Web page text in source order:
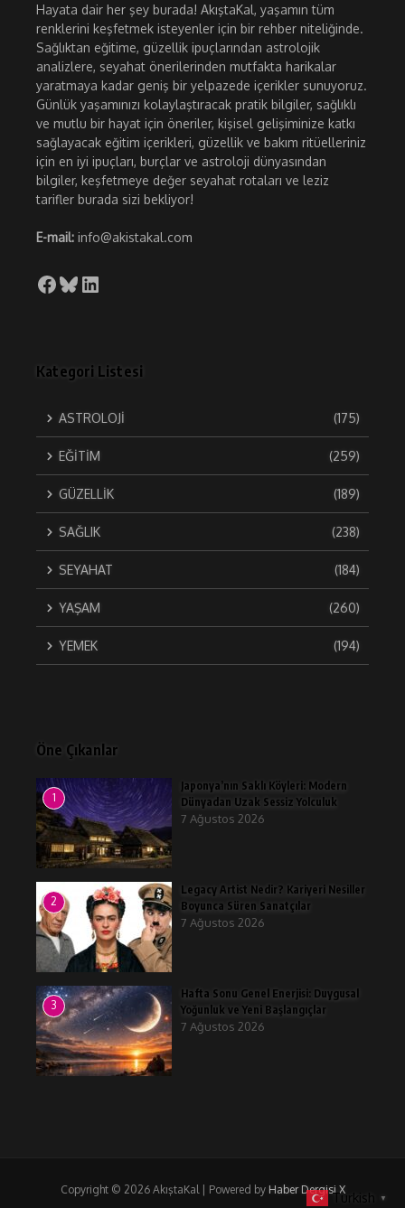
Hayata dair her şey burada! AkıştaKal, yaşamın tüm
renklerini keşfetmek isteyenler için bir rehber niteliğinde.
Sağlıktan eğitime, güzellik ipuçlarından astrolojik
analizlere, seyahat önerilerinden mutfakta harikalar
yaratmaya kadar geniş bir yelpazede içerikler sunuyoruz.
Günlük yaşamınızı kolaylaştıracak pratik bilgiler, sağlıklı
ve mutlu bir hayat için öneriler, kişisel gelişiminize katkı
sağlayacak eğitim içerikleri, güzellik ve bakım ritüelleriniz
için en iyi ipuçları, burçlar ve astroloji dünyasından
bilgiler, keşfetmeye değer seyahat rotaları ve leziz
tarifler burada sizi bekliyor!
E-mail: info@akistakal.com
Facebook
Bluesky
LinkedIn
Kategori Listesi
ASTROLOJİ (175)
EĞİTİM (259)
GÜZELLİK (189)
SAĞLIK (238)
SEYAHAT (184)
YAŞAM (260)
YEMEK (194)
Öne Çıkanlar
1
Japonya’nın Saklı Köyleri: Modern
Dünyadan Uzak Sessiz Yolculuk
7 Ağustos 2026
2
Legacy Artist Nedir? Kariyeri Nesiller
Boyunca Süren Sanatçılar
7 Ağustos 2026
3
Hafta Sonu Genel Enerjisi: Duygusal
Yoğunluk ve Yeni Başlangıçlar
7 Ağustos 2026
Copyright © 2026 AkıştaKal | Powered by Haber Dergisi XTurkish ▼